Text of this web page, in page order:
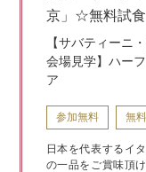
京」☆無料試
【サバティーニ
会場見学】ハー
ア
参加無料 無
日本を代表するイ
の一品をご賞味頂